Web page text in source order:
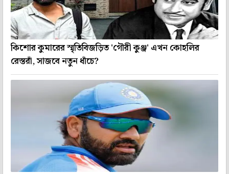
কিশোর কুমারের স্মৃতিবিজড়িত 'গৌরী কুঞ্জ' এখন কোহলির
রেস্তরাঁ, সাজবে নতুন ধাঁচে?